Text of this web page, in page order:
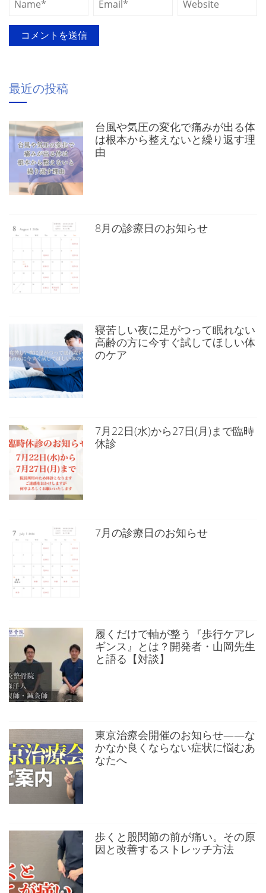
最近の投稿
台風や気圧の変化で痛みが出る体
は根本から整えないと繰り返す理
由
8月の診療日のお知らせ
寝苦しい夜に足がつって眠れない
高齢の方に今すぐ試してほしい体
のケア
7月22日(水)から27日(月)まで臨時
休診
7月の診療日のお知らせ
履くだけで軸が整う『歩行ケアレ
ギンス』とは？開発者・山岡先生
と語る【対談】
東京治療会開催のお知らせ——な
かなか良くならない症状に悩むあ
なたへ
歩くと股関節の前が痛い。その原
因と改善するストレッチ方法